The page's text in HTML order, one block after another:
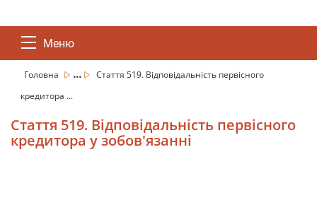
Меню
Головна ...
Стаття 519. Відповідальність первісного
кредитора ...
Стаття 519. Відповідальність первісного
кредитора у зобов'язанні